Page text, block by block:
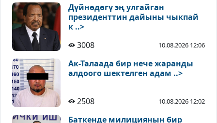
Дүйнөдөгү эң улгайган
президенттин дайыны чыкпай
к ..>
3008
10.08.2026 12:06
Ак-Талаада бир нече жаранды
алдоого шектелген адам ..>
2508 10.08.2026 12:02
Баткенде милициянын бир